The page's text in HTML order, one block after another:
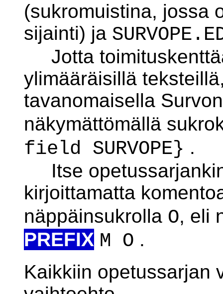
(sukromuistina, jossa
sijainti) ja
Jotta
ylimääräisillä
tavanomaisella
näkymättömällä
field SURVOPE} .
Itse
kirjoittamatta
näppäinsukrolla O, eli
PREFIX M O .
Kaikkiin opetussarjan